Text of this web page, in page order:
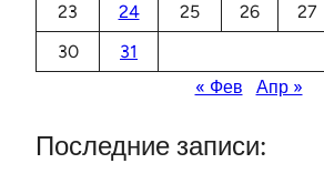
23
24 25 26 27
30
31
« Фев
Апр »
Последние записи: